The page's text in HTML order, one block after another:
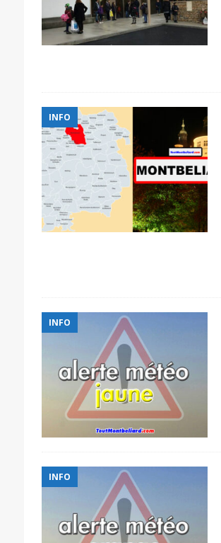
INFO
INFO
INFO